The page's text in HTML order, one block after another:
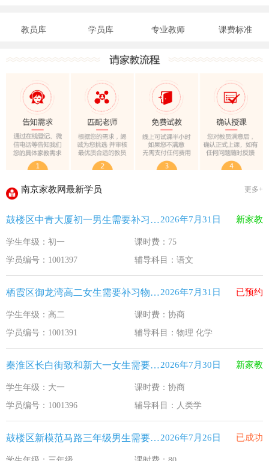
致全省中小学生家长的一封信
2025年12月江苏教育考试月历
最新！教育部等5部门发布20条举措
​2025年11月江苏教育考试月历
5个新突破！国新办发布会介绍“十四五”时期加快建设教育强
省教育厅最新发文！事关2026年普通高校综合评价招生改革 2026-4-10
我市2026年春季学期学生资助申请开始
速看！新学期开学安全提示！
致全省中小学生家长的一封信 2026-2-3
教育部关于做好2026年普通高校招生工作的通知 [教学(
江苏33个！教育部最新认定2025年第一批义务教育优质均
2025年12月江苏教育考试月历 2025-12-1
教员库 学员库 专业教师 课费标准
南京家教网最新学员 更多+
鼓楼区中青大厦初一男生需要补习语文2026年7月31日 新家教
学生年级：初一
课时费：75
学员编号：1001397
辅导科目：语文
栖霞区御龙湾高二女生需要补习物理 化学2026年7月31日 已预约
学生年级：高二
课时费：协商
学员编号：1001391
辅导科目：物理 化学
秦淮区长白街致和新大一女生需要补习人类学2026年7月30日 新家教
学生年级：大一
课时费：协商
学员编号：1001396
辅导科目：人类学
鼓楼区新模范马路三年级男生需要补习英语2026年7月26日 已成功